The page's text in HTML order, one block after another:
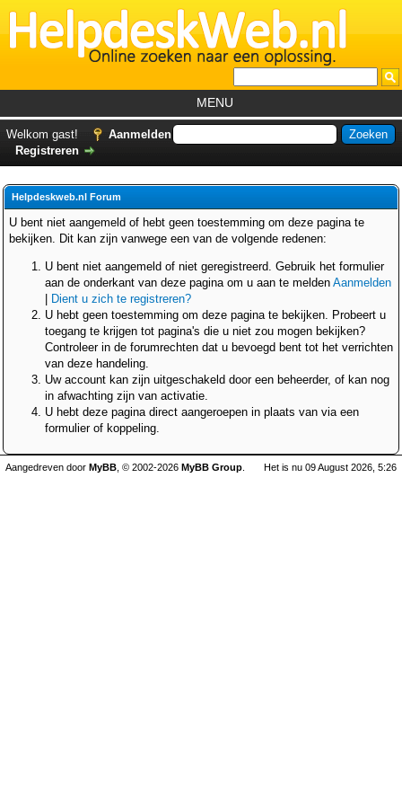
MENU
Helpdesks
Forum
Welkom gast!
Aanmelden
Registreren
Helpdeskweb.nl Forum
U bent niet aangemeld of hebt geen toestemming om deze pagina te
bekijken. Dit kan zijn vanwege een van de volgende redenen:
U bent niet aangemeld of niet geregistreerd. Gebruik het formulier
aan de onderkant van deze pagina om u aan te melden Aanmelden
Dient u zich te registreren?
U hebt geen toestemming om deze pagina te bekijken. Probeert u
toegang te krijgen tot pagina's die u niet zou mogen bekijken?
Controleer in de forumrechten dat u bevoegd bent tot het verrichten
van deze handeling.
Uw account kan zijn uitgeschakeld door een beheerder, of kan nog
in afwachting zijn van activatie.
U hebt deze pagina direct aangeroepen in plaats van via een
formulier of koppeling.
Het is nu 09 August 2026, 5:26
Aangedreven door MyBB , © 2002-2026 MyBB Group